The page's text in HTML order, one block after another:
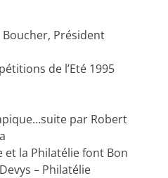
Président
de l’Eté 1995
par Robert
et la Philatélie font Bon
– Philatélie